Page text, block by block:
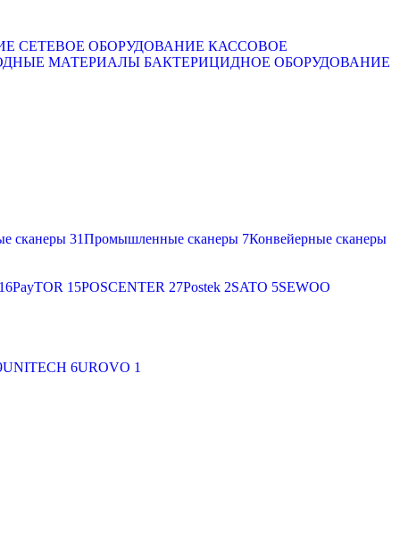
СЕТЕВОЕ ОБОРУДОВАНИЕ КАССОВОЕ
МАТЕРИАЛЫ БАКТЕРИЦИДНОЕ ОБОРУДОВАНИЕ
сканеры 31Промышленные сканеры 7Конвейерные сканеры
16PayTOR 15POSCENTER 27Postek 2SATO 5SEWOO
UNITECH 6UROVO 1